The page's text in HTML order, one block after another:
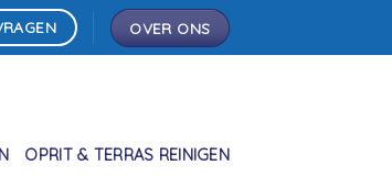
OVER ONS
OPRIT & TERRAS REINIGEN